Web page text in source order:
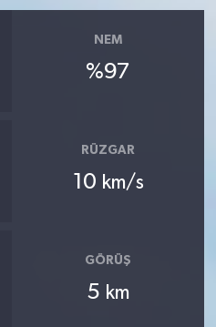
NEM
%97
RÜZGAR
10 km/s
GÖRÜŞ
5 km